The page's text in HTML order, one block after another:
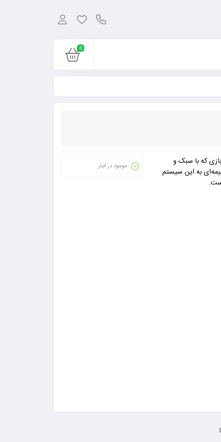
0
شد. این بازی که با سبک و
به این سیستم
موجود در انبار